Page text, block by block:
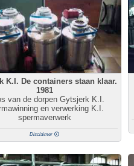
K.I. De containers staan klaar.
1981
van de dorpen Gytsjerk K.I.
en verwerking K.I.
spermaverwerk
Disclaimer